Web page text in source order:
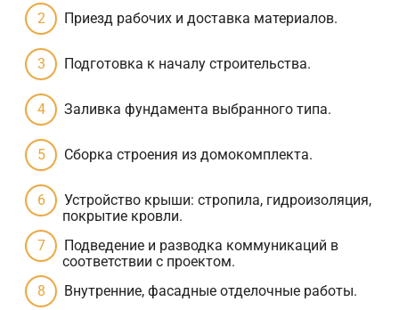
Приезд рабочих и доставка материалов.
Подготовка к началу строительства.
Заливка фундамента выбранного типа.
Сборка строения из домокомплекта.
Устройство крыши: стропила, гидроизоляция,
покрытие кровли.
Подведение и разводка коммуникаций в
соответствии с проектом.
Внутренние, фасадные отделочные работы.